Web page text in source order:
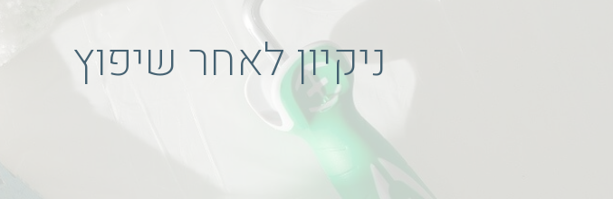
ניקיון לאחר שיפוץ